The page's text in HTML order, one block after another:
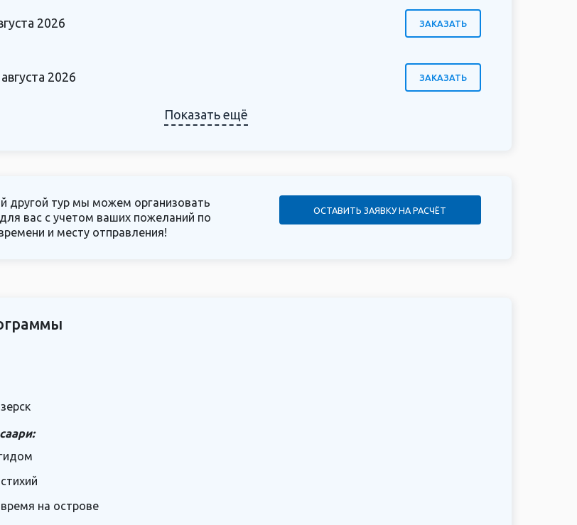
2026 ЗАКАЗАТЬ
2026 ЗАКАЗАТЬ
Показать ещё
другой тур мы можем организовать
вас с учетом ваших пожеланий по
и месту отправления!
ОСТАВИТЬ ЗАЯВКУ НА РАСЧЁТ
на острове